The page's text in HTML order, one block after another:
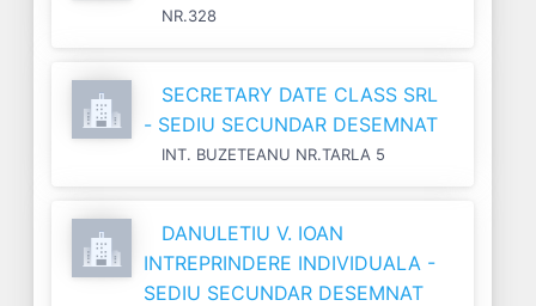
NR.328
SECRETARY DATE CLASS SRL
- SEDIU SECUNDAR DESEMNAT
INT. BUZETEANU NR.TARLA 5
DANULETIU V. IOAN
INTREPRINDERE INDIVIDUALA -
SEDIU SECUNDAR DESEMNAT